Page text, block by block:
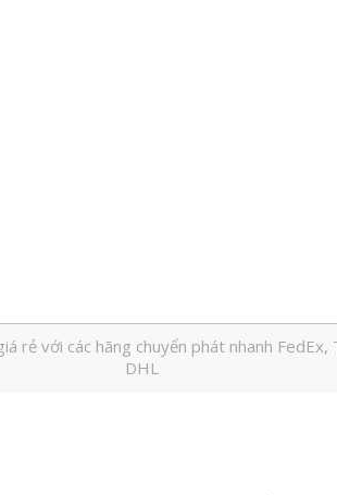
rẻ với các hãng chuyển phát nhanh FedEx,
DHL